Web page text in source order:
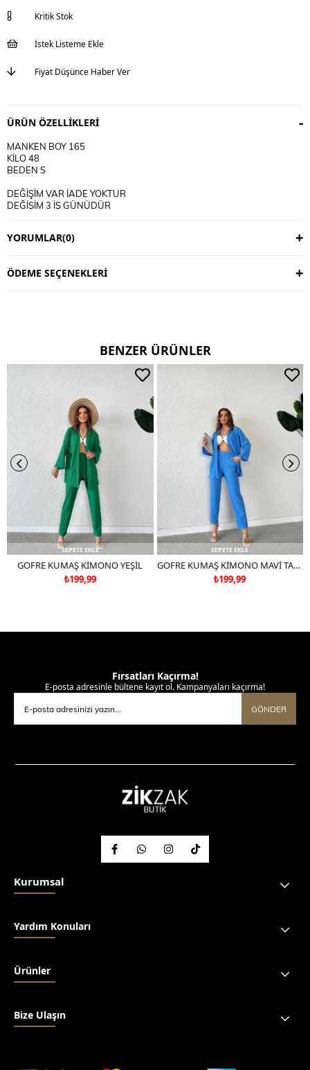
Kritik Stok
İstek Listeme Ekle
Fiyat Düşünce Haber Ver
ÜRÜN ÖZELLIKLERI
MANKEN BOY 165
KİLO 48
BEDEN S
DEĞİŞİM VAR İADE YOKTUR
DEĞİŞİM 3 İŞ GÜNÜDÜR
KULLANIM TALİMATI
CİFT RENKLİ ÜRÜNLERDE YIKAMA MENDİLİ KULLANINIZ
YORUMLAR(0)
ÖDEME SEÇENEKLERI
BENZER ÜRÜNLER
SEPETE EKLE
GOFRE KUMAŞ KİMONO YEŞİL
₺199,99
SEPETE EKLE
GOFRE KUMAŞ KİMONO MAVİ TAKIM DEĞİLDİR
₺199,99
Fırsatları Kaçırma!
E-posta adresinle bültene kayıt ol. Kampanyaları kaçırma!
GÖNDER
Kurumsal
Yardım Konuları
Ürünler
Bize Ulaşın